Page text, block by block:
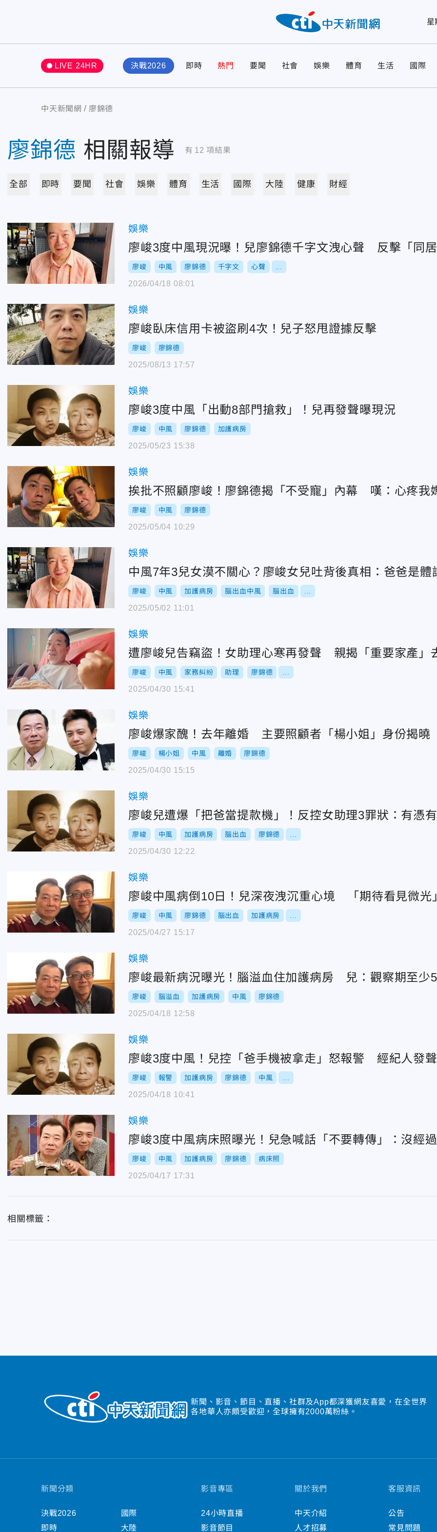
星
LIVE 24HR 決戰2026 即時 熱門 要聞 社會 娛樂 體育 生活 國際
中天新聞網 廖錦德
廖錦德 相關報導 有 12 項結果
全部 即時 要聞 社會 娛樂 體育 生活 國際 大陸 健康 財經
娛樂
廖峻3度中風現況曝！兒廖錦德千字文洩心聲 反擊「同
廖峻 中風 廖錦德 千字文 心聲
2026/04/18 08:01
娛樂
廖峻臥床信用卡被盜刷4次！兒子怒甩證據反擊
廖峻 廖錦德
2025/08/13 17:57
娛樂
廖峻3度中風「出動8部門搶救」！兒再發聲曝現況
廖峻 中風 廖錦德 加護病房
2025/05/23 15:38
娛樂
挨批不照顧廖峻！廖錦德揭「不受寵」內幕 嘆：心疼我
廖峻 中風 廖錦德
2025/05/04 10:29
娛樂
中風7年3兒女漠不關心？廖峻女兒吐背後真相：爸爸是體
廖峻 中風 加護病房 腦出血中風 腦出血
2025/05/02 11:01
娛樂
遭廖峻兒告竊盜！女助理心寒再發聲 親揭「重要家產」
廖峻 中風 家務糾紛 助理 廖錦德
2025/04/30 15:41
娛樂
廖峻爆家醜！去年離婚 主要照顧者「楊小姐」身份揭曉
廖峻 楊小姐 中風 離婚 廖錦德
2025/04/30 15:15
娛樂
廖峻兒遭爆「把爸當提款機」！反控女助理3罪狀：有憑
廖峻 中風 加護病房 腦出血 廖錦德
2025/04/30 12:22
娛樂
廖峻中風病倒10日！兒深夜洩沉重心境 「期待看見微光
廖峻 中風 廖錦德 腦出血 加護病房
2025/04/27 15:17
娛樂
廖峻最新病況曝光！腦溢血住加護病房 兒：觀察期至少
廖峻 腦溢血 加護病房 中風 廖錦德
2025/04/18 12:58
娛樂
廖峻3度中風！兒控「爸手機被拿走」怒報警 經紀人發聲
廖峻 報警 加護病房 廖錦德 中風
2025/04/18 10:41
娛樂
廖峻3度中風病床照曝光！兒急喊話「不要轉傳」：沒經
廖峻 中風 加護病房 廖錦德 病床照
2025/04/17 17:31
相關標籤：
新聞、影音、節目、直播、社群及App都深獲網友喜愛，在全世界
各地華人亦頗受歡迎，全球擁有2000萬粉絲。
新聞分類
決戰2026
即時
國際
大陸
影音專區
24小時直播
影音節目
關於我們
中天介紹
人才招募
客服資訊
公告
常見問題